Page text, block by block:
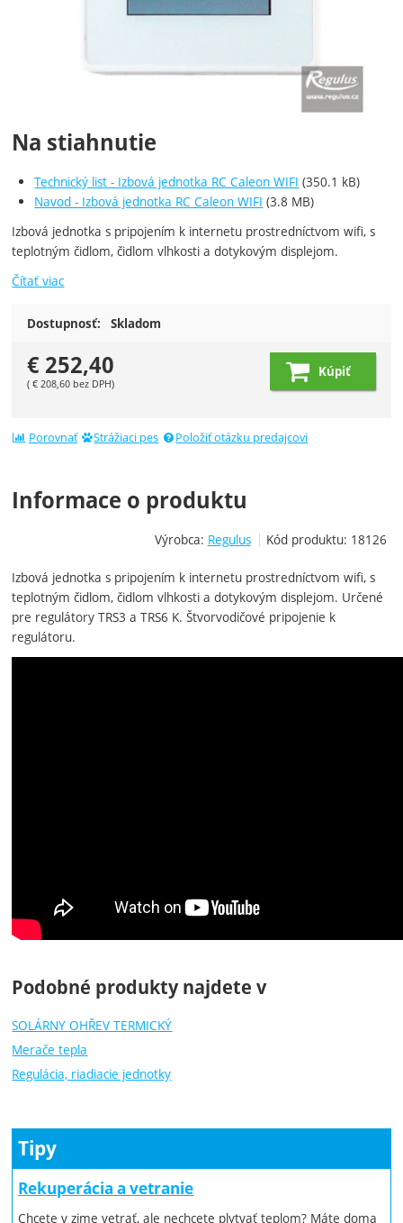
Na stiahnutie
Technický list - Izbová jednotka RC Caleon WIFI (350.1 kB)
Navod - Izbová jednotka RC Caleon WIFI (3.8 MB)
Izbová jednotka s pripojením k internetu prostredníctvom wifi, s
teplotným čidlom, čidlom vlhkosti a dotykovým displejom.
Čítať viac
Dostupnosť: Skladom
€ 252,40
( € 208,60 bez DPH)
Kúpiť
Porovnať Strážiaci pes Položiť otázku predajcovi
Informace o produktu
Výrobca: Regulus Kód produktu: 18126
Izbová jednotka s pripojením k internetu prostredníctvom wifi, s
teplotným čidlom, čidlom vlhkosti a dotykovým displejom. Určené
pre regulátory TRS3 a TRS6 K. Štvorvodičové pripojenie k
regulátoru.
Podobné produkty najdete v
SOLÁRNY OHŘEV TERMICKÝ
Merače tepla
Regulácia, riadiacie jednotky
Tipy
Rekuperácia a vetranie
Chcete v zime vetrať, ale nechcete plytvať teplom? Máte doma